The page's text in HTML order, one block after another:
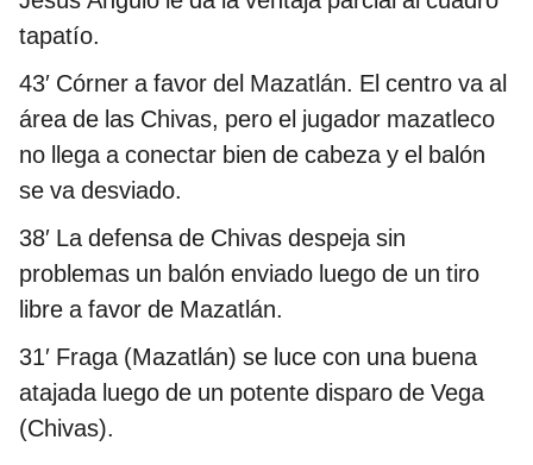
tapatío.
43′ Córner a favor del Mazatlán. El centro va al
área de las Chivas, pero el jugador mazatleco
no llega a conectar bien de cabeza y el balón
se va desviado.
38′ La defensa de Chivas despeja sin
problemas un balón enviado luego de un tiro
libre a favor de Mazatlán.
31′ Fraga (Mazatlán) se luce con una buena
atajada luego de un potente disparo de Vega
(Chivas).